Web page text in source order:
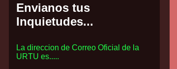
Envianos tus
Inquietudes...
La direccion de Correo Oficial de la
URTU es.....